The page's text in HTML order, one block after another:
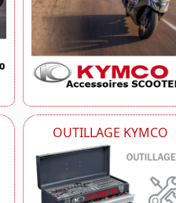
OUTILLAGE KYMCO